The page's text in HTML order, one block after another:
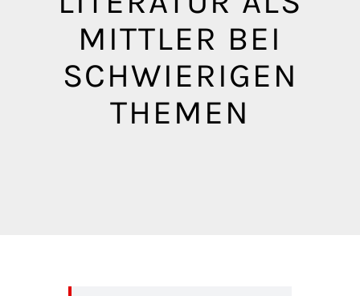
MITTLER BEI
SCHWIERIGEN
THEMEN